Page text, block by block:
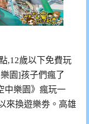
,12歲以下免費玩
園]孩子們瘋了
中樂園》瘋玩一
來換遊樂劵。高雄